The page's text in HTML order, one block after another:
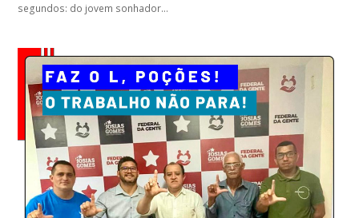
segundos: do jovem sonhador…